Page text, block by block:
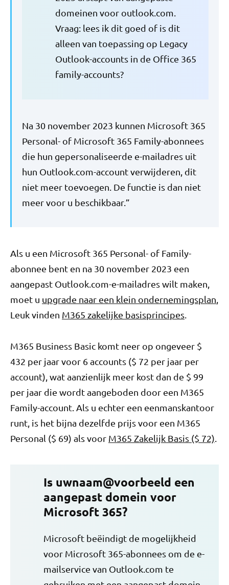
domeinen voor outlook.com.
Vraag: lees ik dit goed of is dit
alleen van toepassing op Legacy
Outlook-accounts in de Office 365
family-accounts?
Na 30 november 2023 kunnen Microsoft 365
Personal- of Microsoft 365 Family-abonnees
die hun gepersonaliseerde e-mailadres uit
hun Outlook.com-account verwijderen, dit
niet meer toevoegen. De functie is dan niet
meer voor u beschikbaar.”
Als u een Microsoft 365 Personal- of Family-
abonnee bent en na 30 november 2023 een
aangepast Outlook.com-e-mailadres wilt maken,
moet u upgrade naar een klein ondernemingsplan
Leuk vinden M365 zakelijke basisprincipes
M365 Business Basic komt neer op ongeveer $
432 per jaar voor 6 accounts ($ 72 per jaar per
account), wat aanzienlijk meer kost dan de $ 99
per jaar die wordt aangeboden door een M365
Family-account. Als u echter een eenmanskantoor
runt, is het bijna dezelfde prijs voor een M365
Personal ($ 69) als voor M365 Zakelijk Basis ($ 72)
Is uwnaam@voorbeeld een
aangepast domein voor
Microsoft 365?
Microsoft beëindigt de mogelijkheid
voor Microsoft 365-abonnees om de e-
mailservice van Outlook.com te